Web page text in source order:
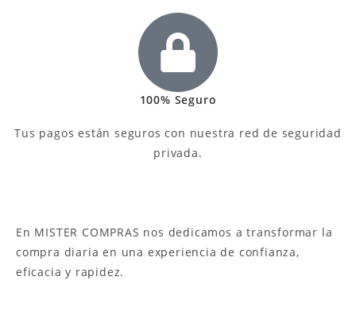
100% Seguro
Tus pagos están seguros con nuestra red de seguridad
privada.
En MISTER COMPRAS nos dedicamos a transformar la
compra diaria en una experiencia de confianza,
eficacia y rapidez.